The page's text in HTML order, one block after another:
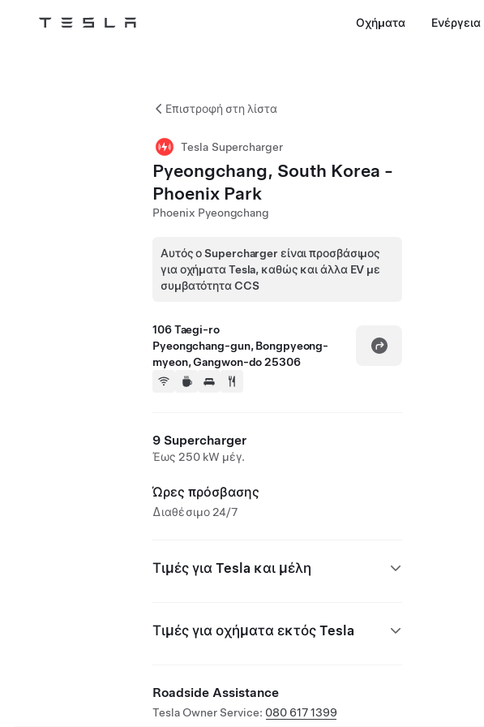
Tesla Οχήματα Ενέργεια
Επιστροφή στη λίστα
Tesla Supercharger
Pyeongchang, South Korea -
Phoenix Park
Phoenix Pyeongchang
Αυτός ο Supercharger είναι προσβάσιμος
για οχήματα Tesla, καθώς και άλλα EV με
συμβατότητα CCS
106 Taegi-ro
Pyeongchang-gun, Bongpyeong-
myeon, Gangwon-do 25306
9 Supercharger
Έως 250 kW μέγ.
Ώρες πρόσβασης
Διαθέσιμο 24/7
Τιμές για Tesla και μέλη
Τιμές για οχήματα εκτός Tesla
Roadside Assistance
Tesla Owner Service: 080 617 1399